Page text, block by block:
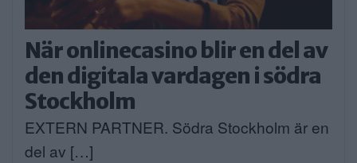
När onlinecasino blir en del av
den digitala vardagen i södra
Stockholm
EXTERN PARTNER. Södra Stockholm är en
del av […]